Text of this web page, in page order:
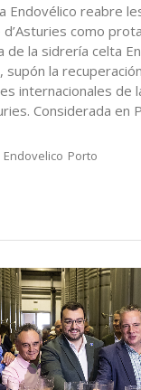
Endovélico reabre
como
de la sidrería celta
la
internacionales de
Considerada en
Endovelico Porto